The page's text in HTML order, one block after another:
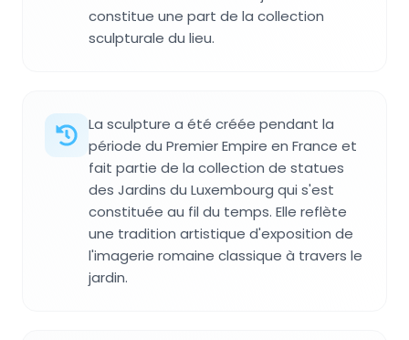
constitue une part de la collection
sculpturale du lieu.
La sculpture a été créée pendant la
période du Premier Empire en France et
fait partie de la collection de statues
des Jardins du Luxembourg qui s'est
constituée au fil du temps. Elle reflète
une tradition artistique d'exposition de
l'imagerie romaine classique à travers le
jardin.